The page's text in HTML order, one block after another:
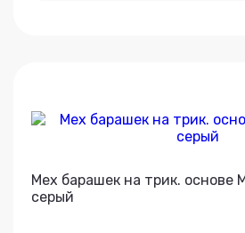
Мех барашек на трик. основе
серый